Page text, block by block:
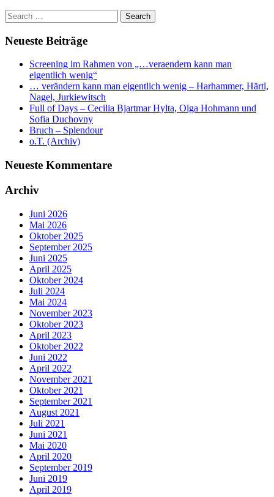
Neueste Beiträge
Screening im Rahmen von „…veraendern kann man
eigentlich wenig“
… verändern kann man eigentlich wenig – Harhammer, Härtl,
Nagel, Jurkiewitsch
Full of Days – Cecilia Bjartmar Hylta, Olga Hohmann und
Sofia Duchovny
Bruch – Splendour
o.T. (Archiv)
Neueste Kommentare
Archiv
Juni 2026
Mai 2026
Oktober 2025
September 2025
Juni 2025
April 2025
Oktober 2024
Juli 2024
Mai 2024
November 2023
Oktober 2023
April 2023
Oktober 2022
Juni 2022
April 2022
November 2021
Oktober 2021
September 2021
August 2021
Juli 2021
Juni 2021
Mai 2020
April 2020
September 2019
Juni 2019
April 2019